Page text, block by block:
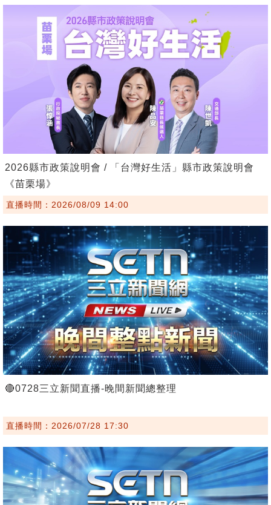
2026縣市政策說明會 / 「台灣好生活」縣市政策說明會
《苗栗場》
直播時間：2026/08/09 14:00
🔴0728三立新聞直播-晚間新聞總整理
直播時間：2026/07/28 17:30